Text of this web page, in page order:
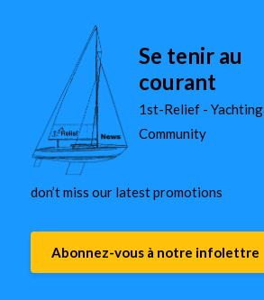
Se tenir au
courant
1st-Relief - Yachting
Community
don’t miss our latest promotions
Abonnez-vous à notre infolettre